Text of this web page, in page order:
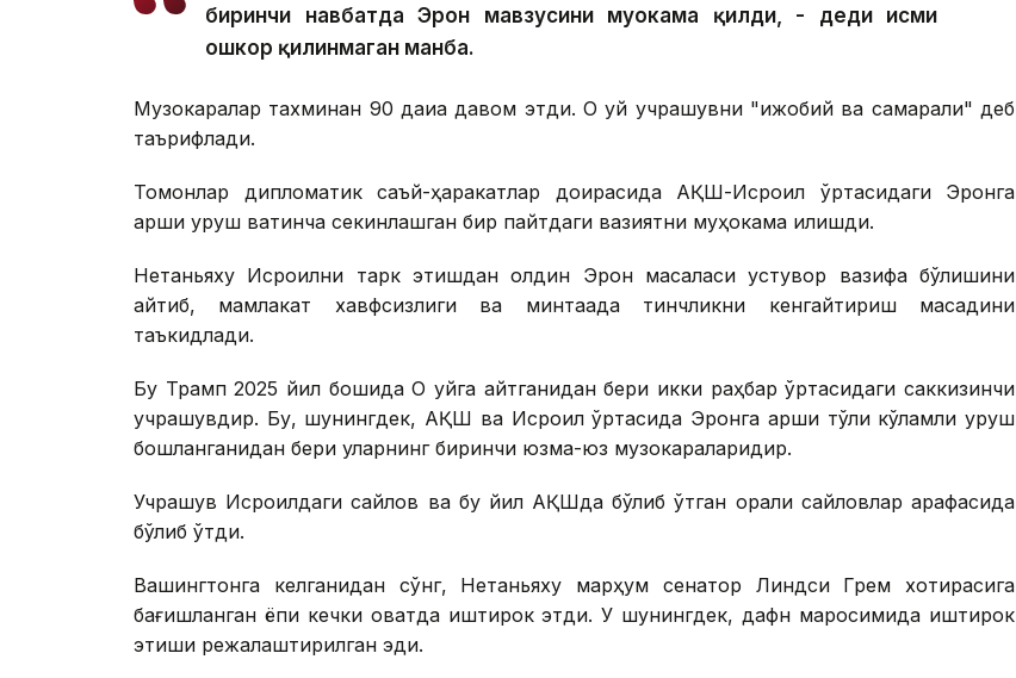
биринчи навбатда Эрон мавзусини муҳокама қилди, - деди исми
ошкор қилинмаган манба.
Музокаралар тахминан 90 дақиқа давом этди. Оқ уй учрашувни "ижобий ва самарали" деб
таърифлади.
Томонлар дипломатик саъй-ҳаракатлар доирасида АҚШ-Исроил ўртасидаги Эронга
қарши уруш вақтинча секинлашган бир пайтдаги вазиятни муҳокама қилишди.
Нетаньяху Исроилни тарк этишдан олдин Эрон масаласи устувор вазифа бўлишини
айтиб, мамлакат хавфсизлиги ва минтақада тинчликни кенгайтириш мақсадини
таъкидлади.
Бу Трамп 2025 йил бошида Оқ уйга қайтганидан бери икки раҳбар ўртасидаги саккизинчи
учрашувдир. Бу, шунингдек, АҚШ ва Исроил ўртасида Эронга қарши тўлиқ кўламли уруш
бошланганидан бери уларнинг биринчи юзма-юз музокараларидир.
Учрашув Исроилдаги сайлов ва бу йил АҚШда бўлиб ўтган оралиқ сайловлар арафасида
бўлиб ўтди.
Вашингтонга келганидан сўнг, Нетаньяху марҳум сенатор Линдси Грем хотирасига
бағишланган ёпиқ кечки овқатда иштирок этди. У шунингдек, дафн маросимида иштирок
этиши режалаштирилган эди.